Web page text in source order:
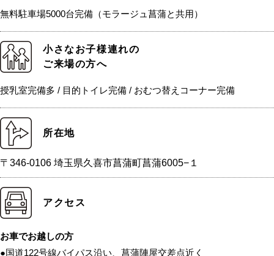
無料駐車場5000台完備（モラージュ菖蒲と共用）
小さなお子様連れの
ご来場の方へ
授乳室完備多 / 目的トイレ完備 / おむつ替えコーナー完備
所在地
〒346-0106 埼玉県久喜市菖蒲町菖蒲6005−１
アクセス
お車でお越しの方
●国道122号線バイパス沿い、菖蒲陣屋交差点近く